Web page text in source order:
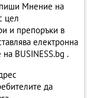
Мнение на
цел
и препоръки в
електронна
BUSINESS.bg .
да